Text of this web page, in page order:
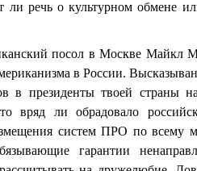
ли речь о культурном обмене
посол в Москве Майкл
в России.
в президенты твоей страны
вряд ли обрадовало
систем ПРО по всему
гарантии